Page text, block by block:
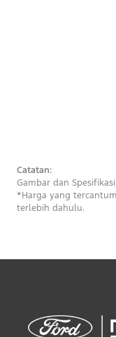
Catatan:
Gambar dan
*Harga yang
terlebih dahulu.